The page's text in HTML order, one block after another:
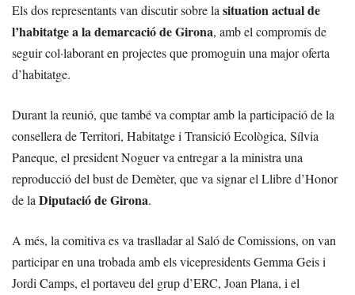
Els dos representants van discutir sobre la situation actual de
l’habitatge a la demarcació de Girona, amb el compromís de
seguir col·laborant en projectes que promoguin una major oferta
d’habitatge.
Durant la reunió, que també va comptar amb la participació de la
consellera de Territori, Habitatge i Transició Ecològica, Sílvia
Paneque, el president Noguer va entregar a la ministra una
reproducció del bust de Demèter, que va signar el Llibre d’Honor
de la Diputació de Girona.
A més, la comitiva es va traslladar al Saló de Comissions, on van
participar en una trobada amb els vicepresidents Gemma Geis i
Jordi Camps, el portaveu del grup d’ERC, Joan Plana, i el